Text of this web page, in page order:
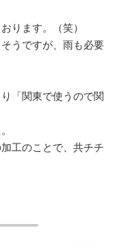
ります。（笑）
うですが、雨も必要
「関東で使うので関
工のことで、共チチ